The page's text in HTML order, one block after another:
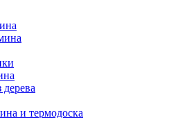
и термодоска